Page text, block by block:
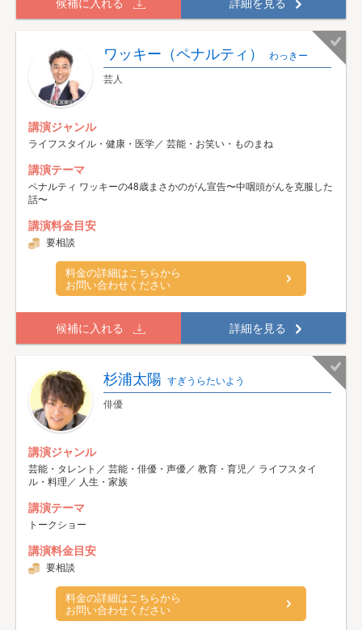
ワッキー（ペナルティ）
わっきー
芸人
講演ジャンル
ライフスタイル・健康・医学／ 芸能・お笑い・ものまね
講演テーマ
ペナルティ ワッキーの48歳まさかのがん宣告〜中咽頭がんを克服した
話〜
講演料金目安
要相談
料金の詳細はこちらから
お問い合わせください
候補に入れる 詳細を見る
杉浦太陽 すぎうらたいよう
俳優
講演ジャンル
芸能・タレント／ 芸能・俳優・声優／ 教育・育児／ ライフスタイ
ル・料理／ 人生・家族
講演テーマ
トークショー
講演料金目安
要相談
料金の詳細はこちらから
お問い合わせください